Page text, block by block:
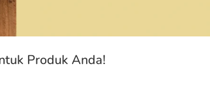
Produk Anda!